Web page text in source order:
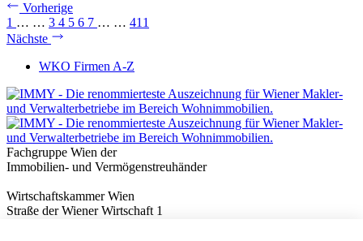
Vorherige
1 … … 3 4 5 6 7 … … 411
Nächste
WKO Firmen A-Z
Fachgruppe Wien der
Immobilien- und Vermögenstreuhänder
Wirtschaftskammer Wien
Straße der Wiener Wirtschaft 1